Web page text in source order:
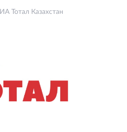
ИА Тотал Казахстан